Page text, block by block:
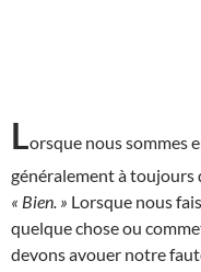
Lorsque nous sommes
généralement à toujours
« Bien. » Lorsque nous
quelque chose ou
devons avouer notre